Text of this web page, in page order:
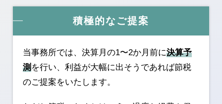
積極的なご提案
当事務所では、決算月の1〜2か月前に決算予
測を行い、利益が大幅に出そうであれば節税
のご提案をいたします。